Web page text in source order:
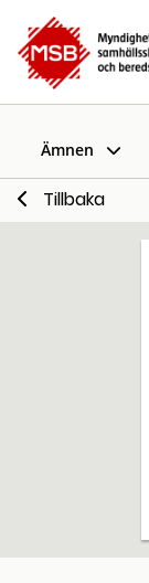
Ämnen
Tillbaka